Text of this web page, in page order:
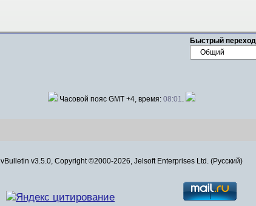
Быстрый переход
Часовой пояс GMT +4, время: 08:01.
vBulletin v3.5.0, Copyright ©2000-2026, Jelsoft Enterprises Ltd. (Русский)